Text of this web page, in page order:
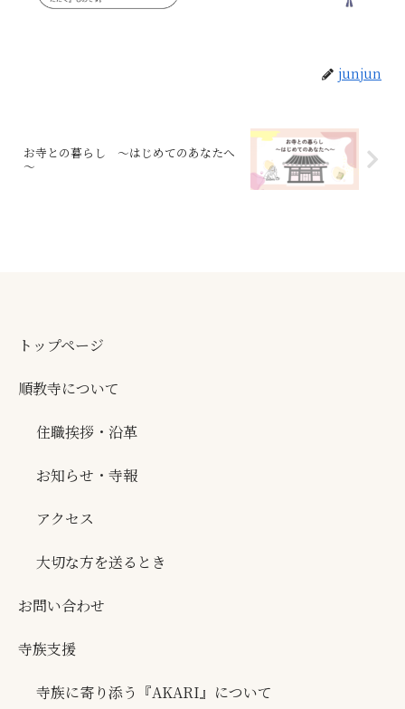
junjun
お寺との暮らし ～はじめてのあなたへ
～
トップページ
順教寺について
住職挨拶・沿革
お知らせ・寺報
アクセス
大切な方を送るとき
お問い合わせ
寺族支援
寺族に寄り添う『AKARI』について